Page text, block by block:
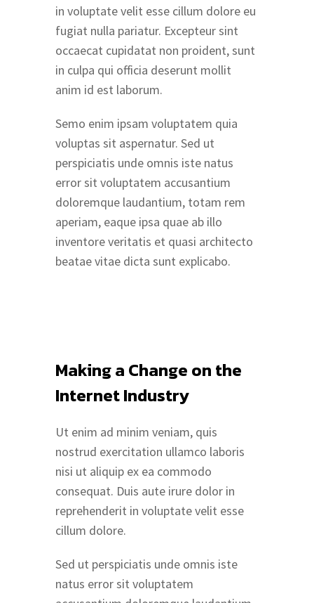
in voluptate velit esse cillum dolore eu
fugiat nulla pariatur. Excepteur sint
occaecat cupidatat non proident, sunt
in culpa qui officia deserunt mollit
anim id est laborum.
Semo enim ipsam voluptatem quia
voluptas sit aspernatur. Sed ut
perspiciatis unde omnis iste natus
error sit voluptatem accusantium
doloremque laudantium, totam rem
aperiam, eaque ipsa quae ab illo
inventore veritatis et quasi architecto
beatae vitae dicta sunt explicabo.
Making a Change on the
Internet Industry
Ut enim ad minim veniam, quis
nostrud exercitation ullamco laboris
nisi ut aliquip ex ea commodo
consequat. Duis aute irure dolor in
reprehenderit in voluptate velit esse
cillum dolore.
Sed ut perspiciatis unde omnis iste
natus error sit voluptatem